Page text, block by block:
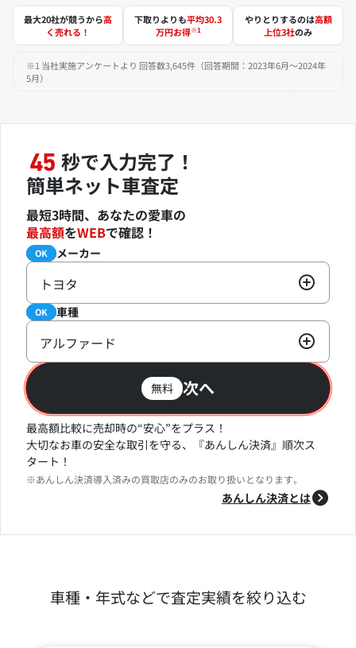
最大20社が競うから高
く売れる！
下取りよりも平均30.3
万円お得※1
やりとりするのは高額
上位3社のみ
※1 当社実施アンケートより 回答数3,645件（回答期間：2023年6月～2024年
5月）
45 秒で入力完了！
簡単ネット車査定
最短3時間、あなたの愛車の
最高額をWEBで確認！
必須 メーカー
OK
トヨタ
必須 車種
OK
アルファード
無料 次へ
最高額比較に売却時の“安心”をプラス！
大切なお車の安全な取引を守る、『あんしん決済』順次ス
タート！
※あんしん決済導入済みの買取店のみのお取り扱いとなります。
あんしん決済とは
車種・年式などで査定実績を絞り込む